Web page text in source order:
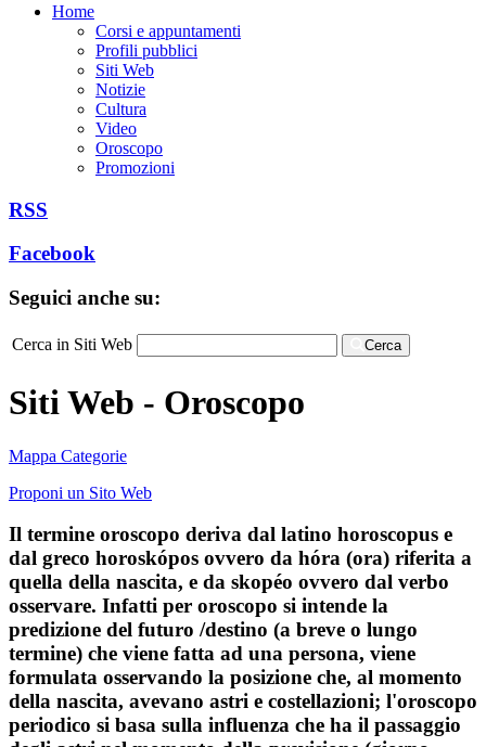
Home
Corsi e appuntamenti
Profili pubblici
Siti Web
Notizie
Cultura
Video
Oroscopo
Promozioni
RSS
Facebook
Seguici anche su:
Cerca in Siti Web Cerca
Siti Web - Oroscopo
Mappa Categorie
Proponi un Sito Web
Il termine oroscopo deriva dal latino horoscopus e
dal greco horoskópos ovvero da hóra (ora) riferita a
quella della nascita, e da skopéo ovvero dal verbo
osservare. Infatti per oroscopo si intende la
predizione del futuro /destino (a breve o lungo
termine) che viene fatta ad una persona, viene
formulata osservando la posizione che, al momento
della nascita, avevano astri e costellazioni; l'oroscopo
periodico si basa sulla influenza che ha il passaggio